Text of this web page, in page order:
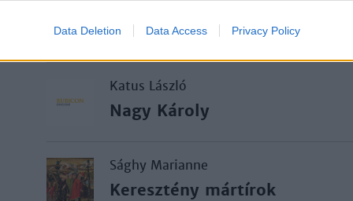
Data Deletion Data Access Privacy Policy
Mohamed, a próféta
Katus László
Nagy Károly
Sághy Marianne
Keresztény mártírok